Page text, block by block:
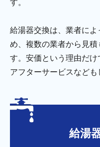
給湯器交換は、業者に
め、複数の業者から見
す。安価という理由だ
アフターサービスなども
給湯